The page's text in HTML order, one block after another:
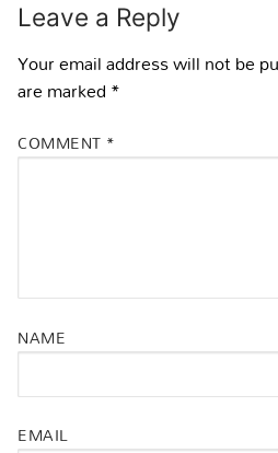
Leave a Reply
Your email address will not be
are marked*
COMMENT *
NAME
EMAIL